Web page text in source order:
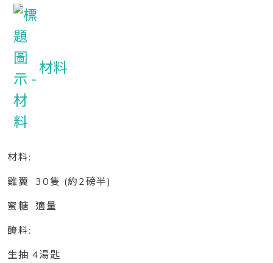
材料
材料:
雞翼 30隻 (約2磅半)
蜜糖 適量
醃料:
生抽 4湯匙